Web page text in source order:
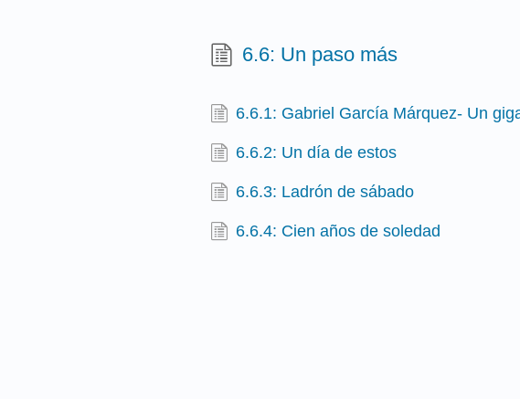
6.6: Un paso más
6.6.1: Gabriel García Márquez- Un
6.6.2: Un día de estos
6.6.3: Ladrón de sábado
6.6.4: Cien años de soledad